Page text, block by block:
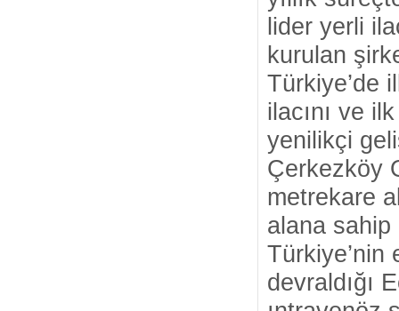
lider yerli
kurulan
Türkiye’de
ilacını ve
yenilikçi
Çerkezköy
metrekare
alana sahip
Türkiye’nin
devraldığı